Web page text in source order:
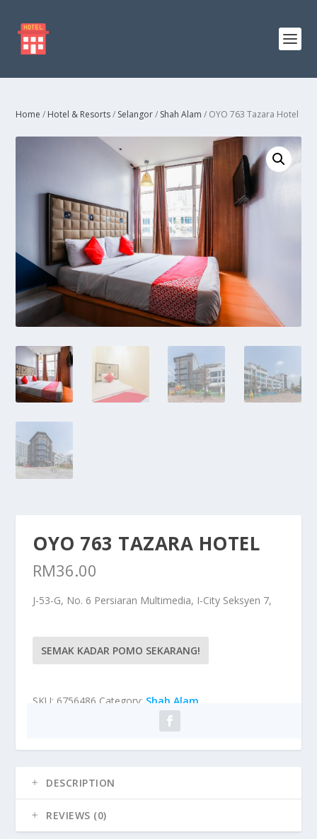
Home / Hotel & Resorts/ Selangor/ Shah Alam / OYO 763 Tazara Hotel
OYO 763 TAZARA HOTEL
RM36.00
J-53-G, No. 6 Persiaran Multimedia, I-City Seksyen 7,
SEMAK KADAR POMO SEKARANG!
SKU: 6756486 Category: Shah Alam
DESCRIPTION
REVIEWS (0)